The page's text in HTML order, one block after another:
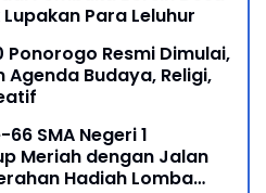
Para Leluhur
Resmi Dimulai,
Agenda Budaya, Religi,
SMA Negeri 1
Meriah dengan Jalan
Hadiah Lomba